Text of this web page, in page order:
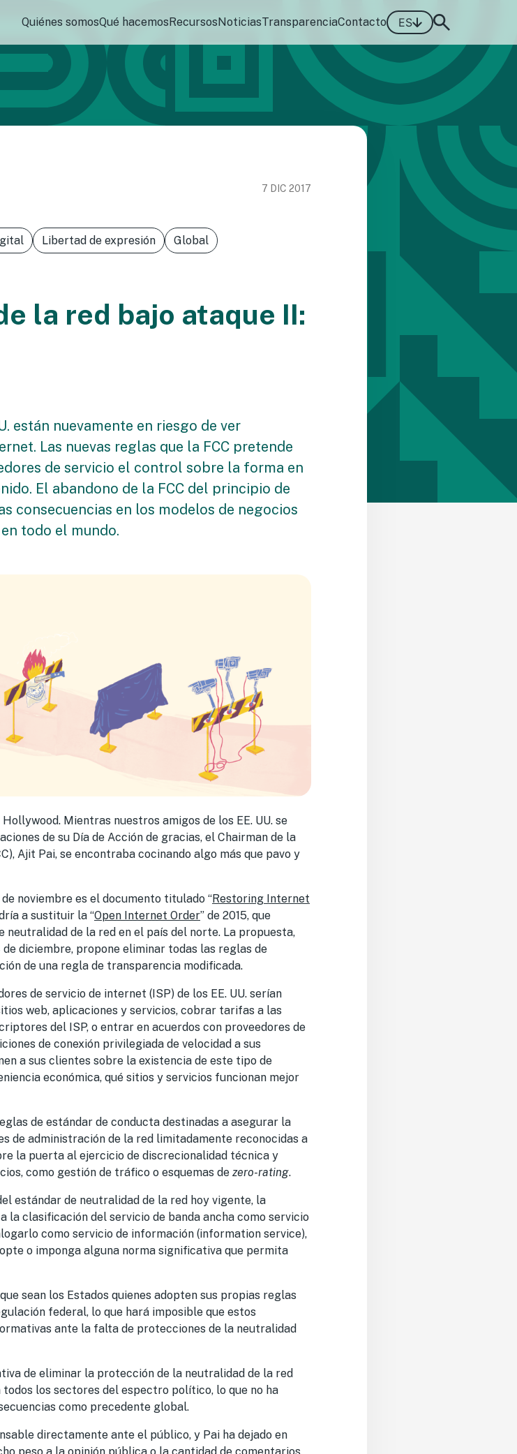
Quiénes somosQué hacemosRecursosNoticiasTransparenciaContacto ES
7 DIC 2017
Libertad de expresión Global
la red bajo ataque II:
están nuevamente en riesgo de ver
Las nuevas reglas que la FCC pretende
de servicio el control sobre la forma en
El abandono de la FCC del principio de
consecuencias en los modelos de negocios
todo el mundo.
Mientras nuestros amigos de los EE. UU. se
de su Día de Acción de gracias, el Chairman de la
Ajit Pai, se encontraba cocinando algo más que pavo y
noviembre es el documento titulado “Restoring Internet
a sustituir la “Open Internet Order” de 2015, que
de la red en el país del norte. La propuesta,
diciembre, propone eliminar todas las reglas de
de una regla de transparencia modificada.
de servicio de internet (ISP) de los EE. UU. serían
web, aplicaciones y servicios, cobrar tarifas a las
del ISP, o entrar en acuerdos con proveedores de
de conexión privilegiada de velocidad a sus
a sus clientes sobre la existencia de este tipo de
económica, qué sitios y servicios funcionan mejor
de estándar de conducta destinadas a asegurar la
de administración de la red limitadamente reconocidas a
la puerta al ejercicio de discrecionalidad técnica y
como gestión de tráfico o esquemas de zero-rating.
estándar de neutralidad de la red hoy vigente, la
la clasificación del servicio de banda ancha como servicio
como servicio de información (information service),
o imponga alguna norma significativa que permita
sean los Estados quienes adopten sus propias reglas
federal, lo que hará imposible que estos
ante la falta de protecciones de la neutralidad
de eliminar la protección de la neutralidad de la red
los sectores del espectro político, lo que no ha
como precedente global.
directamente ante el público, y Pai ha dejado en